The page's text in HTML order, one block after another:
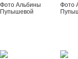
Фото Альбины
Пупышевой
Фото